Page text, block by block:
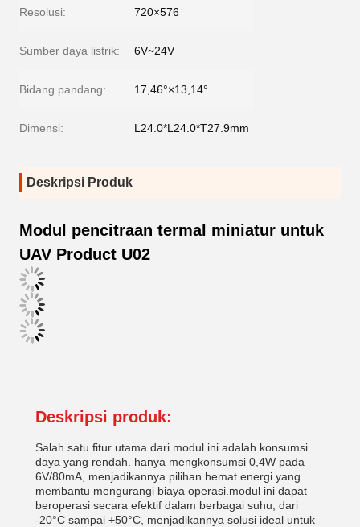
Resolusi: 720×576
Sumber daya listrik: 6V~24V
Bidang pandang: 17,46°×13,14°
Dimensi: L24.0*L24.0*T27.9mm
Deskripsi Produk
Modul pencitraan termal miniatur untuk
UAV Product U02
Deskripsi produk:
Salah satu fitur utama dari modul ini adalah konsumsi
daya yang rendah. hanya mengkonsumsi 0,4W pada
6V/80mA, menjadikannya pilihan hemat energi yang
membantu mengurangi biaya operasi.modul ini dapat
beroperasi secara efektif dalam berbagai suhu, dari
-20°C sampai +50°C, menjadikannya solusi ideal untuk